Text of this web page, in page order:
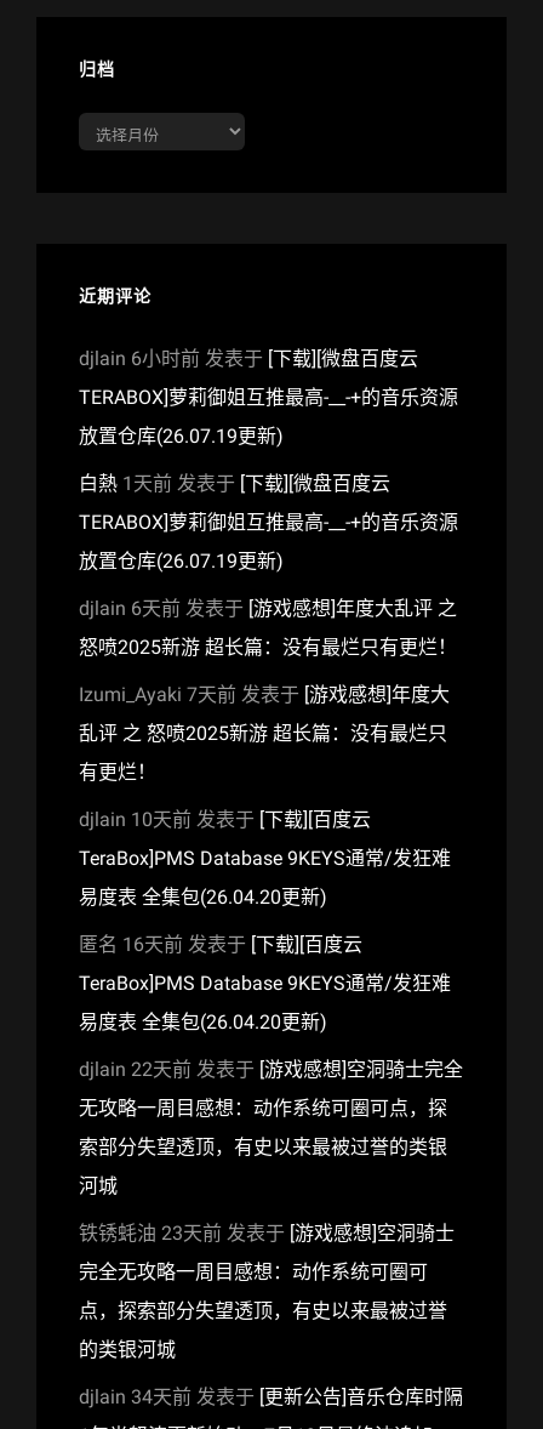
归档
档
近期评论
djlain 6小时前 发表于 [下载][微盘百度云
TERABOX]萝莉御姐互推最高-__-+的音乐资源
放置仓库(26.07.19更新)
白熱 1天前 发表于 [下载][微盘百度云
TERABOX]萝莉御姐互推最高-__-+的音乐资源
放置仓库(26.07.19更新)
djlain 6天前 发表于 [游戏感想]年度大乱评 之
怒喷2025新游 超长篇：没有最烂只有更烂！
Izumi_Ayaki 7天前 发表于 [游戏感想]年度大
乱评 之 怒喷2025新游 超长篇：没有最烂只
有更烂！
djlain 10天前 发表于 [下载][百度云
TeraBox]PMS Database 9KEYS通常/发狂难
易度表 全集包(26.04.20更新)
匿名 16天前 发表于 [下载][百度云
TeraBox]PMS Database 9KEYS通常/发狂难
易度表 全集包(26.04.20更新)
djlain 22天前 发表于 [游戏感想]空洞骑士完全
无攻略一周目感想：动作系统可圈可点，探
索部分失望透顶，有史以来最被过誉的类银
河城
铁锈蚝油 23天前 发表于 [游戏感想]空洞骑士
完全无攻略一周目感想：动作系统可圈可
点，探索部分失望透顶，有史以来最被过誉
的类银河城
djlain 34天前 发表于 [更新公告]音乐仓库时隔